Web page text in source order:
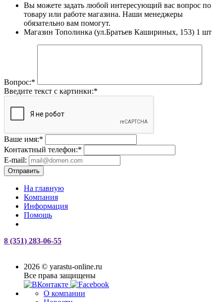
Вы можете задать любой интересующий вас вопрос по
товару или работе магазина. Наши менеджеры
обязательно вам помогут.
Магазин Тополинка (ул.Братьев Кашириных, 153) 1 шт
Вопрос:*
Введите текст с картинки:*
Ваше имя:*
Контактный телефон:*
E-mail:
Отправить
На главную
Компания
Информация
Помощь
8 (351) 283-06-55
2026 © yarastu-online.ru
Все права защищены
О компании